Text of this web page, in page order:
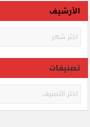
الأرشيف
الأرشيف
تصنيفات
تصنيفات